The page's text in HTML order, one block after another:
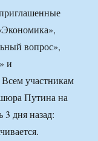
вопрос»,
и
участникам
Путина на
3 дня назад: